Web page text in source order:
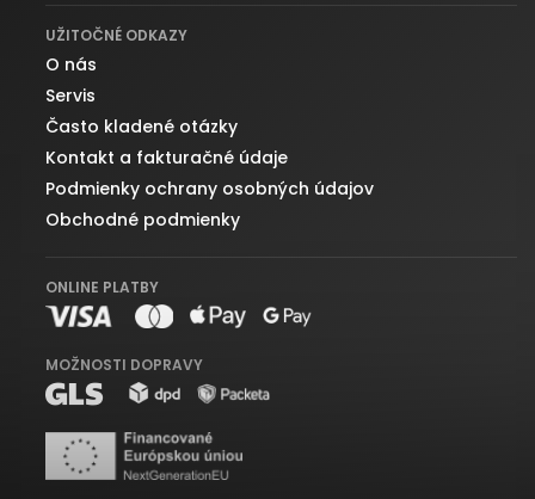
UŽITOČNÉ ODKAZY
O nás
Servis
Často kladené otázky
Kontakt a fakturačné údaje
Podmienky ochrany osobných údajov
Obchodné podmienky
ONLINE PLATBY
MOŽNOSTI DOPRAVY